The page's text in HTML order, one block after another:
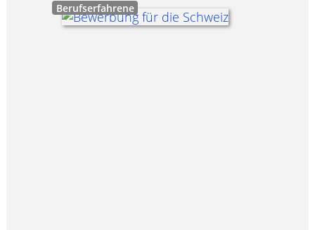
Berufserfahrene